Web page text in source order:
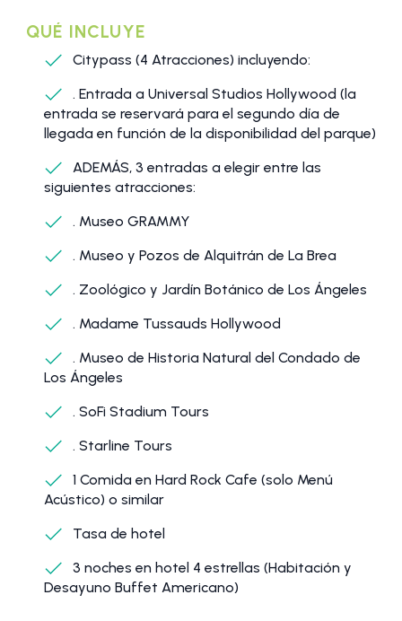
QUÉ INCLUYE
Citypass (4 Atracciones) incluyendo:
. Entrada a Universal Studios Hollywood (la
entrada se reservará para el segundo día de
llegada en función de la disponibilidad del parque)
ADEMÁS, 3 entradas a elegir entre las
siguientes atracciones:
. Museo GRAMMY
. Museo y Pozos de Alquitrán de La Brea
. Zoológico y Jardín Botánico de Los Ángeles
. Madame Tussauds Hollywood
. Museo de Historia Natural del Condado de
Los Ángeles
. SoFi Stadium Tours
. Starline Tours
1 Comida en Hard Rock Cafe (solo Menú
Acústico) o similar
Tasa de hotel
3 noches en hotel 4 estrellas (Habitación y
Desayuno Buffet Americano)